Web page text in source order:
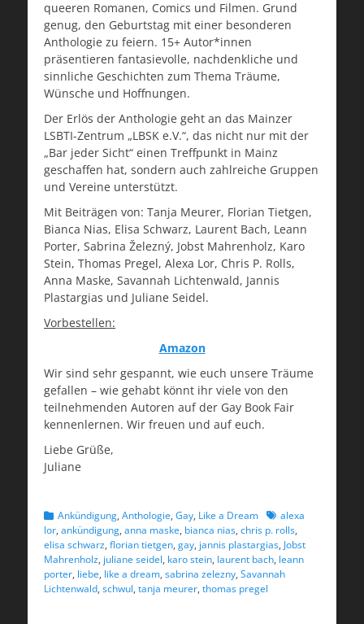
queeren Romanen, Comics und Filmen. Grund
genug, den Geburtstag mit einer besonderen
Anthologie zu feiern. 15+ Autor*innen
präsentieren fantasievolle, nachdenkliche und
sinnliche Geschichten zum Thema Träume,
Wünsche und Hoffnungen.
Der Erlös der Anthologie geht an das Mainzer
LSBTI-Zentrum „LBSK e.V.“, das nicht nur mit der
„Bar jeder Sicht“ einen Treffpunkt in Mainz
geschaffen hat, sondern auch zahlreiche Gruppen
und Vereine unterstützt.
Mit Beiträgen von: Tanja Meurer, Florian Tietgen,
Bianca Nias, Elisa Schwarz, Laurent Bach, Leann
Porter, Sabrina Železný, Jobst Mahrenholz, Karo
Stein, Thomas Pregel, Alexa Lor, Chris P. Rolls,
Anna Maske, Savannah Lichtenwald, Jannis
Plastargias und Juliane Seidel.
Vorbestellen:
Amazon
Wir sind sehr gespannt, wie euch unsere Träume
gefallen – wie gehabt könnt ihr viele von den
teilnehmenden Autoren auf der Gay Book Fair
kennenlernen. Wir freuen und auf euch.
Liebe Grüße,
Juliane
Kategorien
Ankündigung, Anthologie, Gay, Like a Dream Schlagworte
alexa
lor, ankündigung, anna maske, bianca nias, chris p. rolls,
elisa schwarz, florian tietgen, gay, jannis plastargias, Jobst
Mahrenholz, juliane seidel, karo stein, laurent bach, leann
porter, liebe, like a dream, sabrina zelezny, Savannah
Lichtenwald, schwul, tanja meurer, thomas pregel